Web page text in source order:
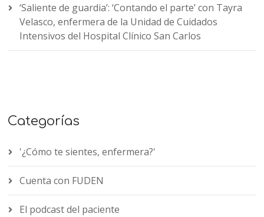
‘Saliente de guardia’: ‘Contando el parte’ con Tayra
Velasco, enfermera de la Unidad de Cuidados
Intensivos del Hospital Clínico San Carlos
Categorías
'¿Cómo te sientes, enfermera?'
Cuenta con FUDEN
El podcast del paciente